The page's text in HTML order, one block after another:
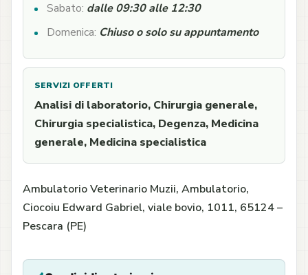
Sabato: dalle 09:30 alle 12:30
Domenica: Chiuso o solo su appuntamento
SERVIZI OFFERTI
Analisi di laboratorio, Chirurgia generale,
Chirurgia specialistica, Degenza, Medicina
generale, Medicina specialistica
Ambulatorio Veterinario Muzii, Ambulatorio,
Ciocoiu Edward Gabriel, viale bovio, 1011, 65124 –
Pescara (PE)